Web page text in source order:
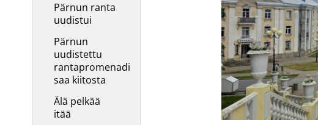
Pärnun ranta
uudistui
Pärnun
uudistettu
rantapromenadi
saa kiitosta
Älä pelkää
itää